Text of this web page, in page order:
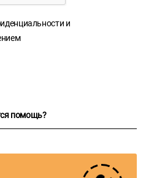
и
помощь?